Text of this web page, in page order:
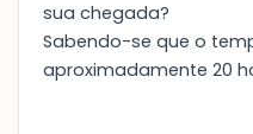
sua chegada?
Sabendo-se que o
aproximadamente 20